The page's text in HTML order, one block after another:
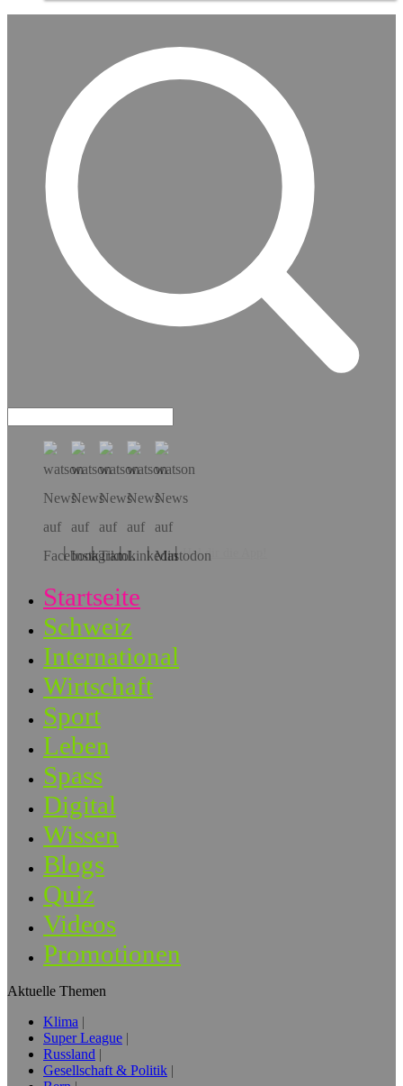
Hol dir die App!
Startseite
Schweiz
International
Wirtschaft
Sport
Leben
Spass
Digital
Wissen
Blogs
Quiz
Videos
Promotionen
Aktuelle Themen
Klima
Super League
Russland
Gesellschaft & Politik